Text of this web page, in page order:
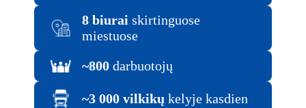
8 biurai skirtinguose
miestuose
~800 darbuotojų
~3 000 vilkikų kelyje kasdien